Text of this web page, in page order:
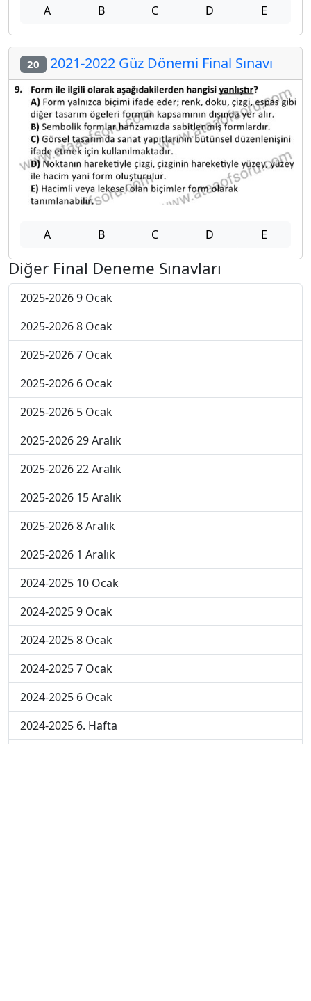
A B C D E
20 2021-2022 Güz Dönemi Final Sınavı
A B C D E
Diğer Final Deneme Sınavları
2025-2026 9 Ocak
2025-2026 8 Ocak
2025-2026 7 Ocak
2025-2026 6 Ocak
2025-2026 5 Ocak
2025-2026 29 Aralık
2025-2026 22 Aralık
2025-2026 15 Aralık
2025-2026 8 Aralık
2025-2026 1 Aralık
2024-2025 10 Ocak
2024-2025 9 Ocak
2024-2025 8 Ocak
2024-2025 7 Ocak
2024-2025 6 Ocak
2024-2025 6. Hafta